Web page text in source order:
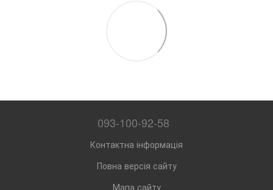
093-100-92-58
Контактна інформація
Повна версія сайту
Мапа сайту